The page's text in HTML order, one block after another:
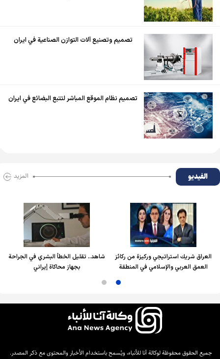
تصميم وتصنيع آلات التوازن الصناعية في ايران
تصميم نظام الموقع المباشر لتتبع البضائع في ايران
الفیدیو المزید
العراق شريك استراتيجي وركيزة من ركائز
العمق العربي والإسلامي في المنطقة
شاهد.. تقليل الخطأ البشري في الجراحة
بجهاز محاكاة إيراني
جميع الحقوق محفوظة لوكالة آنا للأنباء، ويُسمح باستخدام الأخبار والمحتوى مع ذكر المصدر.